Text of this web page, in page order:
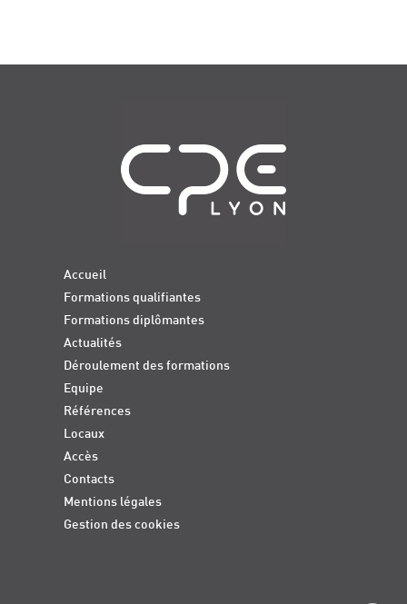
Accueil
Formations qualifiantes
Formations diplômantes
Actualités
Déroulement des formations
Equipe
Références
Locaux
Accès
Contacts
Mentions légales
Gestion des cookies